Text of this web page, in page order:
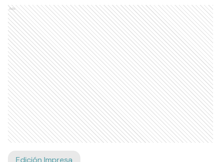
Ads
Edición Impresa